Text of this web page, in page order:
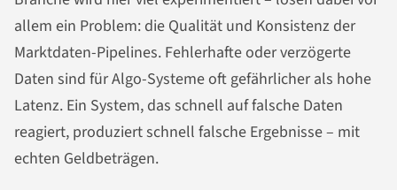
allem ein Problem: die Qualität und Konsistenz der
Marktdaten-Pipelines. Fehlerhafte oder verzögerte
Daten sind für Algo-Systeme oft gefährlicher als hohe
Latenz. Ein System, das schnell auf falsche Daten
reagiert, produziert schnell falsche Ergebnisse – mit
echten Geldbeträgen.